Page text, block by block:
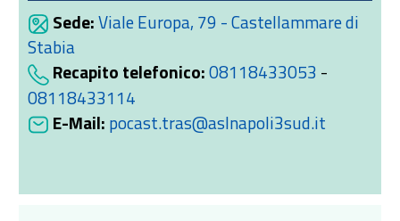
Sede:Viale Europa, 79 - Castellammare di
Stabia
Recapito telefonico:08118433053 -
08118433114
E-Mail: pocast.tras@aslnapoli3sud.it